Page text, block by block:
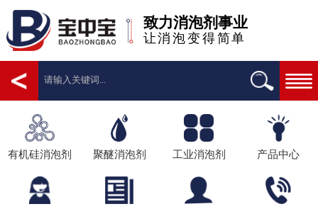
致力消泡剂事业
让消泡变得简单
有机硅消泡剂 聚醚消泡剂 工业消泡剂 产品中心